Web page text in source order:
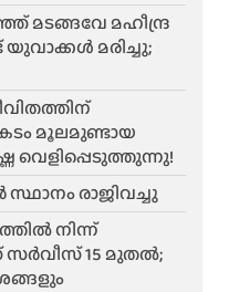
മടങ്ങവേ മഹീന്ദ്ര
മരിച്ചു;
മൂലമുണ്ടായ
സ്ഥാനം രാജിവച്ചു
നിന്ന്
സർവീസ് 15 മുതൽ;